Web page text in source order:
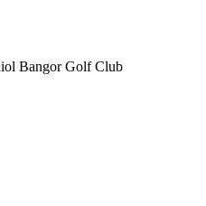
Bangor Golf Club